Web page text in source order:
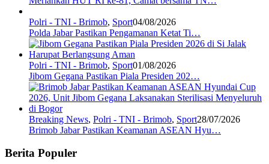
Polri - TNI - Brimob, Sport04/08/2026
Polda Jabar Pastikan Pengamanan Ketat Ti…
Polri - TNI - Brimob, Sport01/08/2026
Jibom Gegana Pastikan Piala Presiden 202…
Breaking News, Polri - TNI - Brimob, Sport28/07/2026
Brimob Jabar Pastikan Keamanan ASEAN Hyu…
Berita Populer